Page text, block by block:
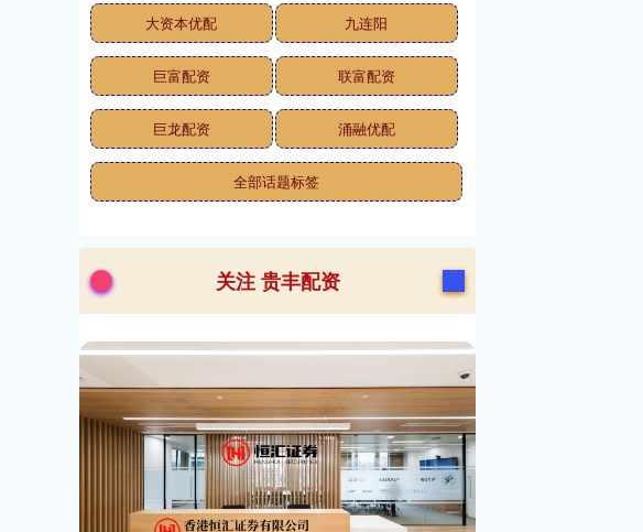
大资本优配 九连阳
巨富配资 联富配资
巨龙配资 涌融优配
全部话题标签
关注 贵丰配资